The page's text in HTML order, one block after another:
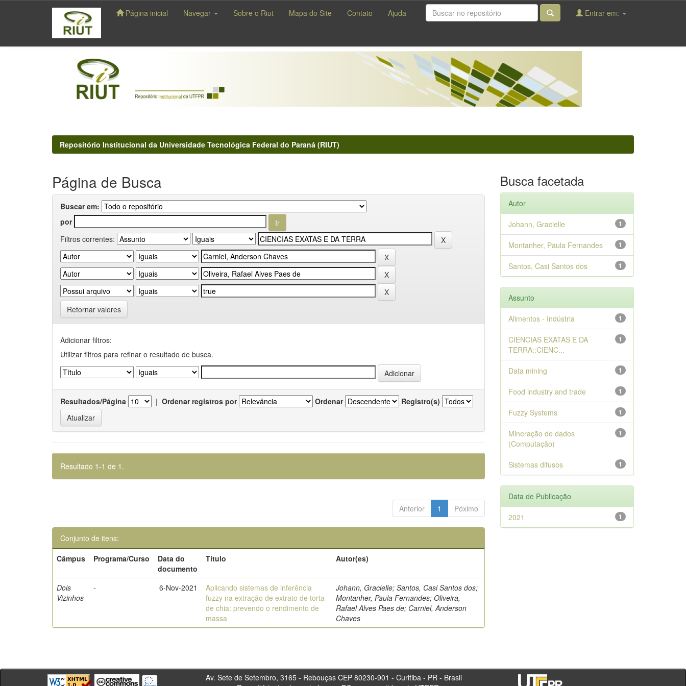
navigation
Página inicial Navegar Sobre o Riut Mapa do Site Contato Ajuda Entrar em:
Repositório Institucional da Universidade Tecnológica Federal do Paraná (RIUT)
Página de Busca
Buscar em:
por
Filtros correntes:
Retornar valores
Adicionar filtros:
Utilizar filtros para refinar o resultado de busca.
Resultados/Página | Ordenar registros por Ordenar Registro(s)
Resultado 1-1 de 1.
Anterior 1 Póximo
Conjunto de itens:
Câmpus
Programa/Curso
Data do
documento
Título Autor(es)
Dois
Vizinhos
- 6-Nov-2021
Aplicando sistemas de inferência
fuzzy na extração de extrato de torta
de chia: prevendo o rendimento de
massa
Johann, Gracielle; Santos, Casi Santos dos;
Montanher, Paula Fernandes; Oliveira,
Rafael Alves Paes de; Carniel, Anderson
Chaves
Busca facetada
Autor
1
Johann, Gracielle
1
Montanher, Paula Fernandes
1
Santos, Casi Santos dos
Assunto
1
Alimentos - Indústria
1
CIENCIAS EXATAS E DA
TERRA::CIENC...
1
Data mining
1
Food industry and trade
1
Fuzzy Systems
1
Mineração de dados
(Computação)
1
Sistemas difusos
Data de Publicação
1
2021
Av. Sete de Setembro, 3165 - Rebouças CEP 80230-901 - Curitiba - PR - Brasil